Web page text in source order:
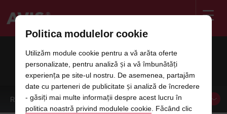
INCHIRIERI AUTO CONSTANTA
REZERVAMASINA
Politica modulelor cookie
Utilizăm module cookie pentru a vă arăta oferte
personalizate, pentru analiză și a vă îmbunătăți
experiența pe site-ul nostru. De asemenea, partajăm
date cu parteneri de publicitate și analiză de încredere
- găsiți mai multe informații despre acest lucru în
politica noastră privind modulele cookie. Făcând clic